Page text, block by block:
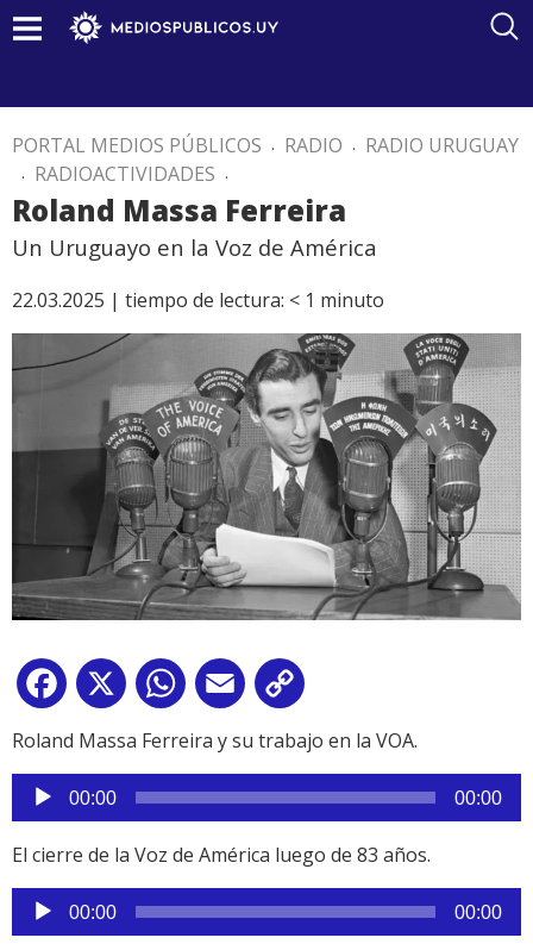
PORTAL MEDIOS PÚBLICOS . RADIO . RADIO URUGUAY
. RADIOACTIVIDADES .
Roland Massa Ferreira
Un Uruguayo en la Voz de América
22.03.2025 | tiempo de lectura: < 1 minuto
Facebook
X WhatsApp
Email
Link
Roland Massa Ferreira y su trabajo en la VOA.
Reproductor
de
audio
00:00 00:00
El cierre de la Voz de América luego de 83 años.
Reproductor
de
00:00 00:00